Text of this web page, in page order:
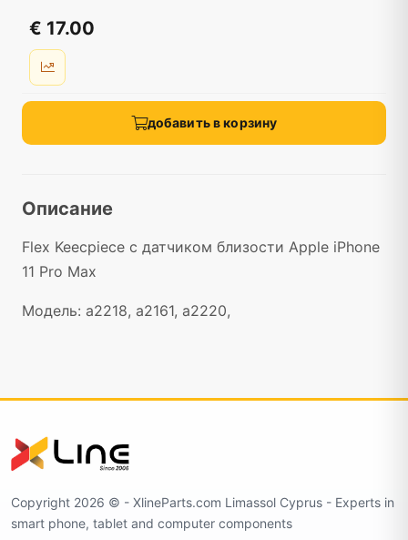
€ 17.00
добавить в корзину
Описание
Flex Keecpiece с датчиком близости Apple iPhone
11 Pro Max
Модель: a2218, a2161, a2220,
Copyright 2026 ©️ - XlineParts.com Limassol Cyprus - Experts in
smart phone, tablet and computer components